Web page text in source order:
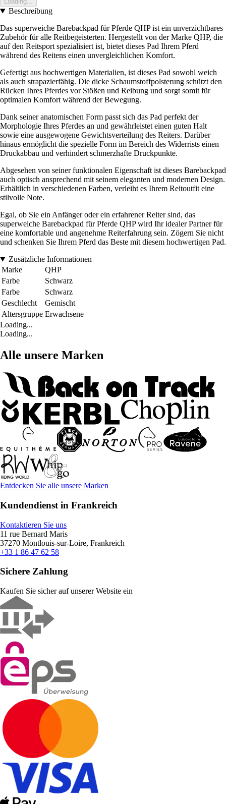
Beschreibung
Das superweiche Barebackpad für Pferde QHP ist ein unverzichtbares
Zubehör für alle Reitbegeisterten. Hergestellt von der Marke QHP, die
auf den Reitsport spezialisiert ist, bietet dieses Pad Ihrem Pferd
während des Reitens einen unvergleichlichen Komfort.
Gefertigt aus hochwertigen Materialien, ist dieses Pad sowohl weich
als auch strapazierfähig. Die dicke Schaumstoffpolsterung schützt den
Rücken Ihres Pferdes vor Stößen und Reibung und sorgt somit für
optimalen Komfort während der Bewegung.
Dank seiner anatomischen Form passt sich das Pad perfekt der
Morphologie Ihres Pferdes an und gewährleistet einen guten Halt
sowie eine ausgewogene Gewichtsverteilung des Reiters. Darüber
hinaus ermöglicht die spezielle Form im Bereich des Widerrists einen
Druckabbau und verhindert schmerzhafte Druckpunkte.
Abgesehen von seiner funktionalen Eigenschaft ist dieses Barebackpad
auch optisch ansprechend mit seinem eleganten und modernen Design.
Erhältlich in verschiedenen Farben, verleiht es Ihrem Reitoutfit eine
stilvolle Note.
Egal, ob Sie ein Anfänger oder ein erfahrener Reiter sind, das
superweiche Barebackpad für Pferde QHP wird Ihr idealer Partner für
eine komfortable und angenehme Reiterfahrung sein. Zögern Sie nicht
und schenken Sie Ihrem Pferd das Beste mit diesem hochwertigen Pad.
Zusätzliche Informationen
Marke
QHP
Farbe
Schwarz
Farbe
Schwarz
Geschlecht
Gemischt
Altersgruppe Erwachsene
Loading...
Loading...
Alle unsere Marken
Entdecken Sie alle unsere Marken
Kundendienst in Frankreich
Kontaktieren Sie uns
11 rue Bernard Maris
37270 Montlouis-sur-Loire, Frankreich
+33 1 86 47 62 58
Sichere Zahlung
Kaufen Sie sicher auf unserer Website ein